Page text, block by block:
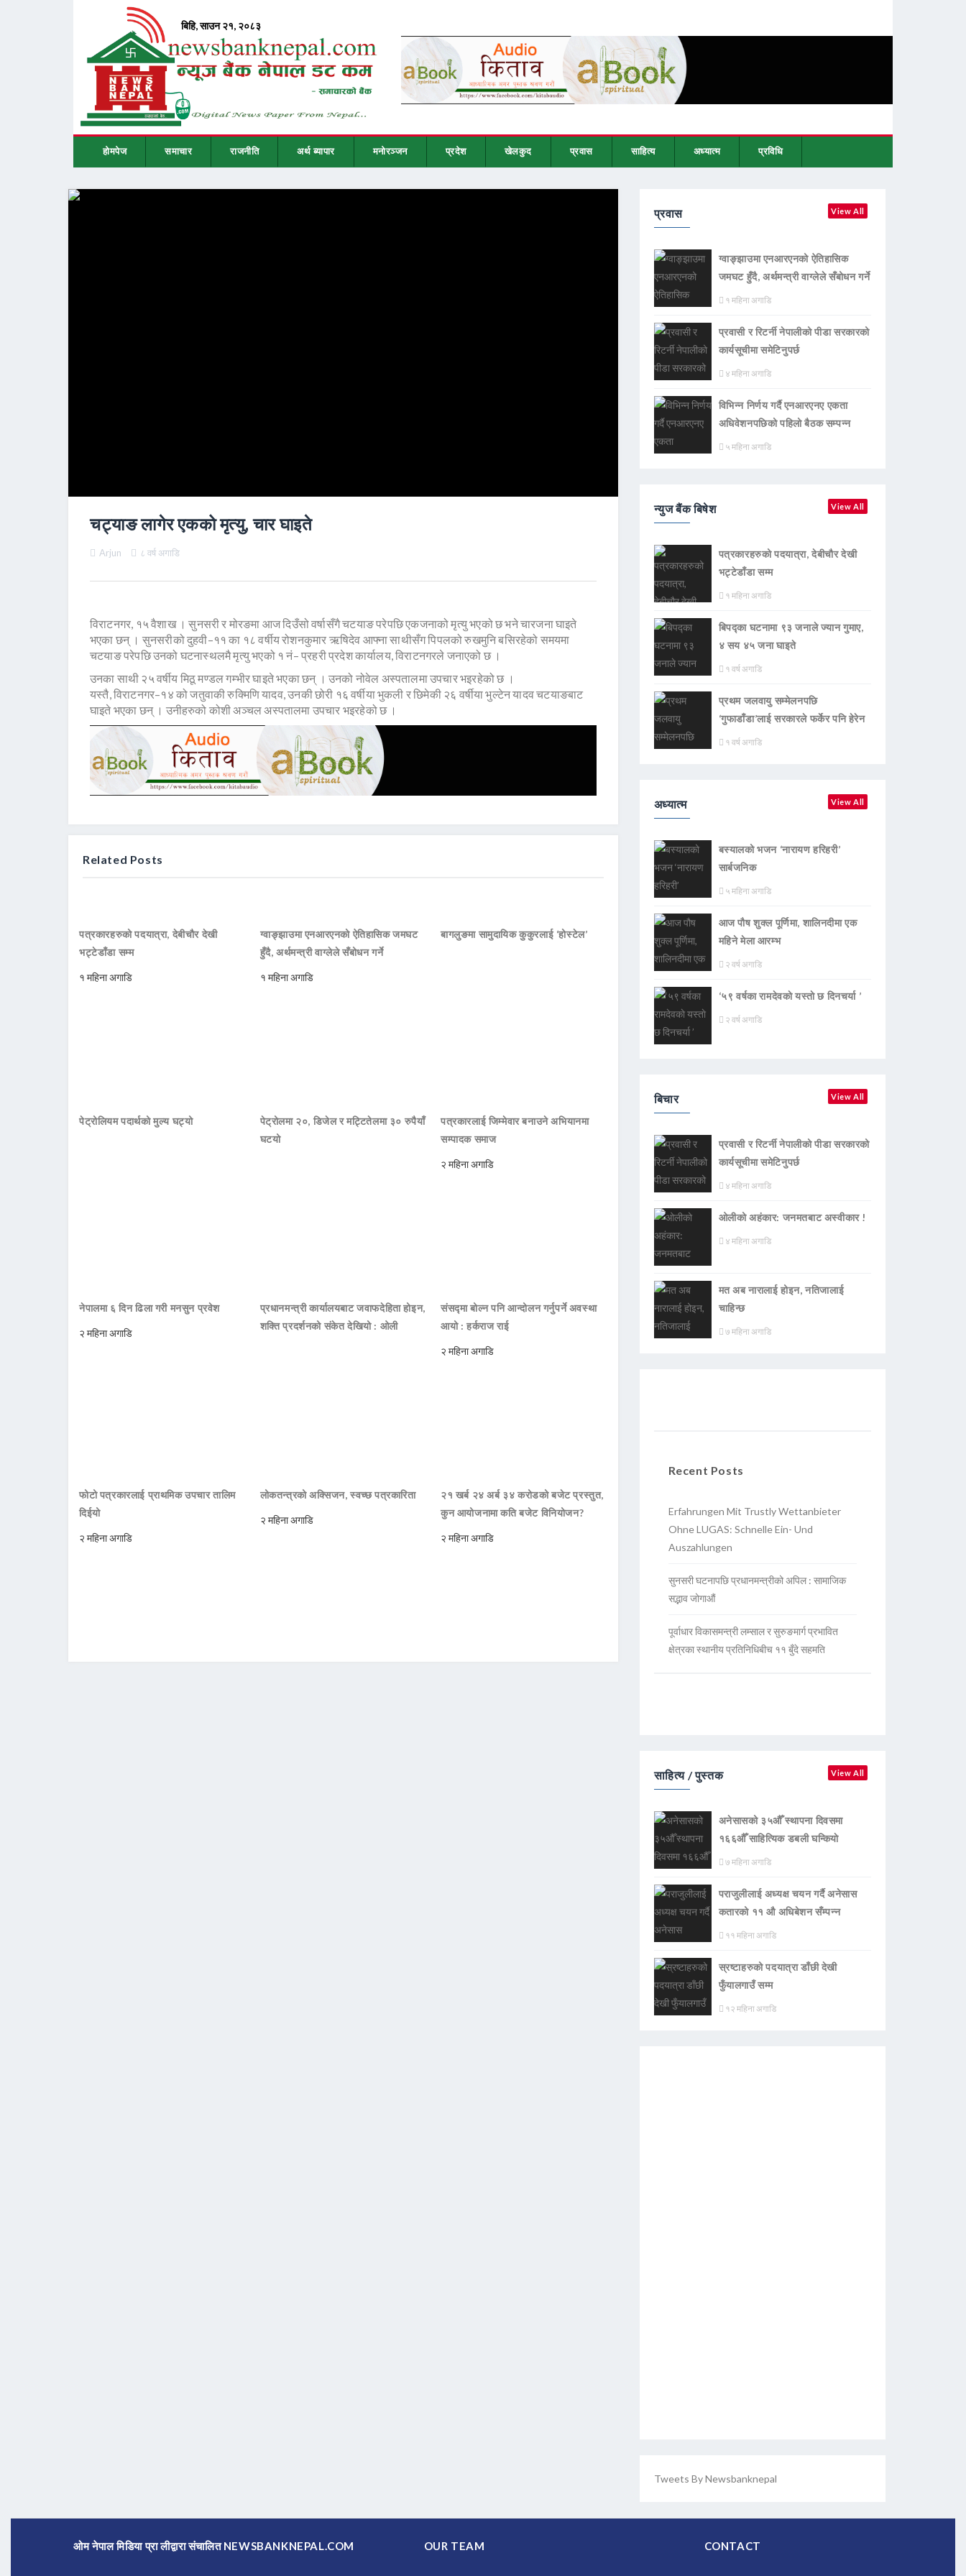
होमपेज समाचार राजनीति अर्थ ब्यापार मनोरञ्जन प्रदेश खेलकुद प्रवास साहित्य अध्यात्म प्रविधि
चट्याङ लागेर एकको मृत्यु, चार घाइते
Arjun ८ वर्ष अगाडि
विराटनगर, १५ वैशाख । सुनसरी र मोरङमा आज दिउँसो वर्षासँगै चटयाङ परेपछि एकजनाको मृत्यु भएको छ भने चारजना घाइते
भएका छन् । सुनसरीको दुहवी–११ का १८ वर्षीय रोशनकुमार ऋषिदेव आफ्ना साथीसँग पिपलको रुखमुनि बसिरहेको समयमा
चटयाङ परेपछि उनको घटनास्थलमै मृत्यु भएको १ नं– प्रहरी प्रदेश कार्यालय, विराटनगरले जनाएको छ ।
उनका साथी २५ वर्षीय मिठू मण्डल गम्भीर घाइते भएका छन् । उनको नोवेल अस्पतालमा उपचार भइरहेको छ ।
यस्तै, विराटनगर–१४ को जतुवाकी रुक्मिणि यादव, उनकी छोरी १६ वर्षीया भुकली र छिमेकी २६ वर्षीया भुल्टेन यादव चटयाङबाट
घाइते भएका छन् । उनीहरुको कोशी अञ्चल अस्पतालमा उपचार भइरहेको छ ।
Related Posts
पत्रकारहरुको पदयात्रा, देबीचौर देखी
भट्टेडाँडा सम्म
१ महिना अगाडि
ग्वाङ्झाउमा एनआरएनको ऐतिहासिक जमघट
हुँदै, अर्थमन्त्री वाग्लेले सँबोधन गर्ने
१ महिना अगाडि
बागलुङमा सामुदायिक कुकुरलाई ‘होस्टेल’
पेट्रोलियम पदार्थको मुल्य घट्यो
पेट्रोलमा २०, डिजेल र मट्टितेलमा ३० रुपैयाँ
घटयो
पत्रकारलाई जिम्मेवार बनाउने अभियानमा
सम्पादक समाज
२ महिना अगाडि
नेपालमा ६ दिन ढिला गरी मनसुन प्रवेश
२ महिना अगाडि
प्रधानमन्त्री कार्यालयबाट जवाफदेहिता होइन,
शक्ति प्रदर्शनको संकेत देखियो : ओली
संसद्मा बोल्न पनि आन्दोलन गर्नुपर्ने अवस्था
आयो : हर्कराज राई
२ महिना अगाडि
फोटो पत्रकारलाई प्राथमिक उपचार तालिम
दिईयो
२ महिना अगाडि
लोकतन्त्रको अक्सिजन, स्वच्छ पत्रकारिता
२ महिना अगाडि
२१ खर्ब २४ अर्ब ३४ करोडको बजेट प्रस्तुत,
कुन आयोजनामा कति बजेट विनियोजन?
२ महिना अगाडि
प्रवास View All
ग्वाङ्झाउमा एनआरएनको ऐतिहासिक
जमघट हुँदै, अर्थमन्त्री वाग्लेले सँबोधन गर्ने
१ महिना अगाडि
प्रवासी र रिटर्नी नेपालीको पीडा सरकारको
कार्यसूचीमा समेटिनुपर्छ
४ महिना अगाडि
विभिन्न निर्णय गर्दै एनआरएनए एकता
अधिवेशनपछिको पहिलो बैठक सम्पन्न
५ महिना अगाडि
न्युज बैंक बिषेश View All
पत्रकारहरुको पदयात्रा, देबीचौर देखी
भट्टेडाँडा सम्म
१ महिना अगाडि
बिपद्का घटनामा ९३ जनाले ज्यान गुमाए,
४ सय ४५ जना घाइते
१ वर्ष अगाडि
प्रथम जलवायु सम्मेलनपछि
‘गुफाडाँडा’लाई सरकारले फर्केर पनि हेरेन
१ वर्ष अगाडि
अध्यात्म View All
बस्यालको भजन ‘नारायण हरिहरी’
सार्बजनिक
५ महिना अगाडि
आज पौष शुक्ल पूर्णिमा, शालिनदीमा एक
महिने मेला आरम्भ
२ वर्ष अगाडि
‘५९ वर्षका रामदेवकाे यस्ताे छ दिनचर्या ’
२ वर्ष अगाडि
बिचार View All
प्रवासी र रिटर्नी नेपालीको पीडा सरकारको
कार्यसूचीमा समेटिनुपर्छ
४ महिना अगाडि
ओलीको अहंकार: जनमतबाट अस्वीकार !
४ महिना अगाडि
मत अब नारालाई होइन, नतिजालाई
चाहिन्छ
७ महिना अगाडि
Recent Posts
Erfahrungen Mit Trustly Wettanbieter
Ohne LUGAS: Schnelle Ein- Und
Auszahlungen
सुनसरी घटनापछि प्रधानमन्त्रीको अपिल : सामाजिक
सद्भाव जोगाऔं
पूर्वाधार विकासमन्त्री लम्साल र सुरुङमार्ग प्रभावित
क्षेत्रका स्थानीय प्रतिनिधिबीच ११ बुँदे सहमति
साहित्य / पुस्तक View All
अनेसासको ३५औँ स्थापना दिवसमा
१६६औँ साहित्यिक डबली घन्कियाे
७ महिना अगाडि
पराजुलीलाई अध्यक्ष चयन गर्दै अनेसास
कतारको ११ औ अधिबेशन सँम्पन्न
११ महिना अगाडि
स्रष्टाहरुको पदयात्रा डाँछी देखी
फुँयालगाउँ सम्म
१२ महिना अगाडि
Tweets By Newsbanknepal
ओम नेपाल मिडिया प्रा लीद्वारा संचालित NEWSBANKNEPAL.COM OUR TEAM CONTACT